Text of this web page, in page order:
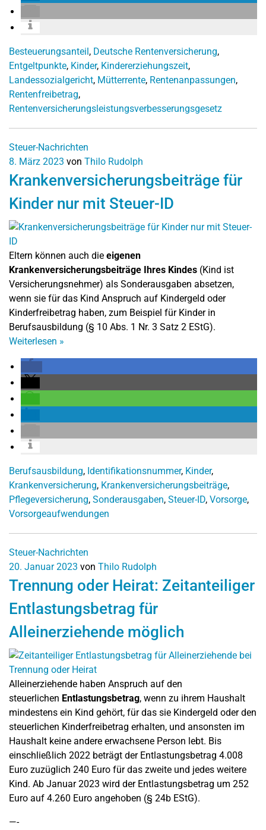
Besteuerungsanteil, Deutsche Rentenversicherung,
Entgeltpunkte, Kinder, Kindererziehungszeit,
Landessozialgericht, Mütterrente, Rentenanpassungen,
Rentenfreibetrag,
Rentenversicherungsleistungsverbesserungsgesetz
Steuer-Nachrichten
8. März 2023 von Thilo Rudolph
Krankenversicherungsbeiträge für
Kinder nur mit Steuer-ID
Eltern können auch die eigenen
Krankenversicherungsbeiträge Ihres Kindes (Kind ist
Versicherungsnehmer) als Sonderausgaben absetzen,
wenn sie für das Kind Anspruch auf Kindergeld oder
Kinderfreibetrag haben, zum Beispiel für Kinder in
Berufsausbildung (§ 10 Abs. 1 Nr. 3 Satz 2 EStG).
Weiterlesen »
Berufsausbildung, Identifikationsnummer, Kinder,
Krankenversicherung, Krankenversicherungsbeiträge,
Pflegeversicherung, Sonderausgaben, Steuer-ID, Vorsorge,
Vorsorgeaufwendungen
Steuer-Nachrichten
20. Januar 2023 von Thilo Rudolph
Trennung oder Heirat: Zeitanteiliger
Entlastungsbetrag für
Alleinerziehende möglich
Alleinerziehende haben Anspruch auf den
steuerlichen Entlastungsbetrag, wenn zu ihrem Haushalt
mindestens ein Kind gehört, für das sie Kindergeld oder den
steuerlichen Kinderfreibetrag erhalten, und ansonsten im
Haushalt keine andere erwachsene Person lebt. Bis
einschließlich 2022 beträgt der Entlastungsbetrag 4.008
Euro zuzüglich 240 Euro für das zweite und jedes weitere
Kind. Ab Januar 2023 wird der Entlastungsbetrag um 252
Euro auf 4.260 Euro angehoben (§ 24b EStG).
—-